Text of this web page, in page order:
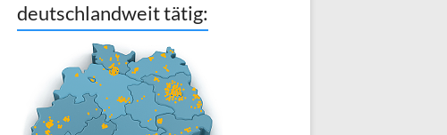
deutschlandweit tätig: